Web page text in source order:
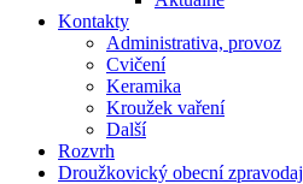
Kontakty
Administrativa, provoz
Cvičení
Keramika
Kroužek vaření
Další
Rozvrh
Droužkovický obecní zpravodaj